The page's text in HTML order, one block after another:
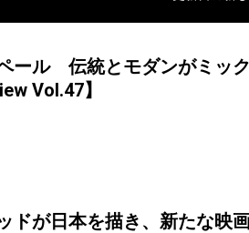
ール 伝統とモダンがミッ
Vol.47】
ドが日本を描き、新たな映